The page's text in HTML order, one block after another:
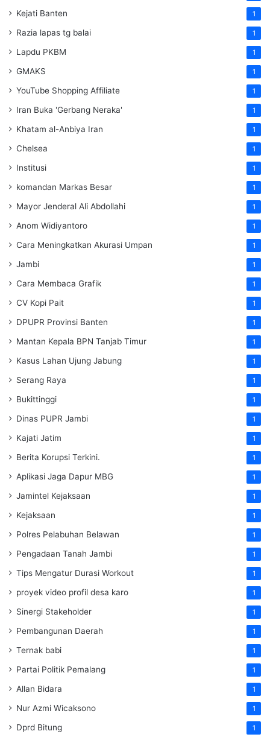
Kejati Banten 1
Razia lapas tg balai 1
Lapdu PKBM 1
GMAKS 1
YouTube Shopping Affiliate 1
Iran Buka 'Gerbang Neraka' 1
Khatam al-Anbiya Iran 1
Chelsea 1
Institusi 1
komandan Markas Besar 1
Mayor Jenderal Ali Abdollahi 1
Anom Widiyantoro 1
Cara Meningkatkan Akurasi Umpan 1
Jambi 1
Cara Membaca Grafik 1
CV Kopi Pait 1
DPUPR Provinsi Banten 1
Mantan Kepala BPN Tanjab Timur 1
Kasus Lahan Ujung Jabung 1
Serang Raya 1
Bukittinggi 1
Dinas PUPR Jambi 1
Kajati Jatim 1
Berita Korupsi Terkini. 1
Aplikasi Jaga Dapur MBG 1
Jamintel Kejaksaan 1
Kejaksaan 1
Polres Pelabuhan Belawan 1
Pengadaan Tanah Jambi 1
Tips Mengatur Durasi Workout 1
proyek video profil desa karo 1
Sinergi Stakeholder 1
Pembangunan Daerah 1
Ternak babi 1
Partai Politik Pemalang 1
Allan Bidara 1
Nur Azmi Wicaksono 1
Dprd Bitung 1